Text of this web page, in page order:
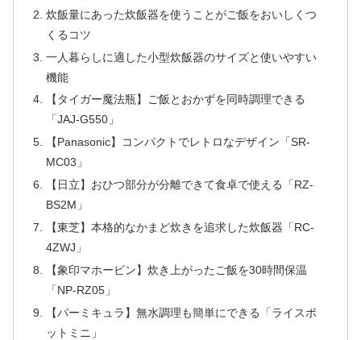
炊飯量にあった炊飯器を使うことがご飯をおいしくつ
くるコツ
一人暮らしに適した小型炊飯器のサイズと使いやすい
機能
【タイガー魔法瓶】ご飯とおかずを同時調理できる
「JAJ-G550」
【Panasonic】コンパクトでレトロなデザイン「SR-
MC03」
【日立】おひつ部分が分離できて食卓で使える「RZ-
BS2M」
【東芝】本格的なかまど炊きを追求した炊飯器「RC-
4ZWJ」
【象印マホービン】炊き上がったご飯を30時間保温
「NP-RZ05」
【バーミキュラ】無水調理も簡単にできる「ライスポ
ットミニ」